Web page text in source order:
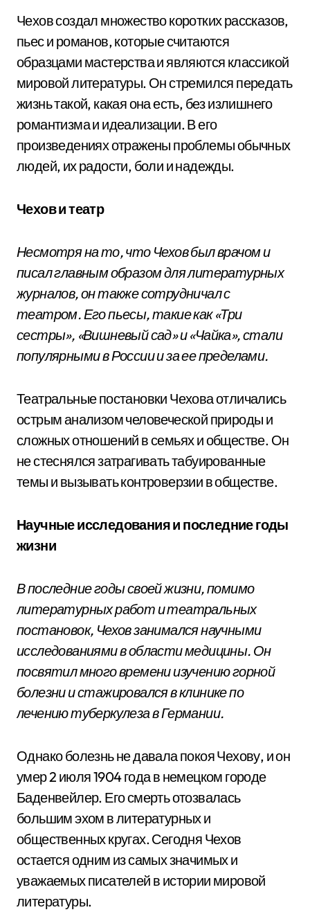
Чехов создал множество коротких рассказов,
пьес и романов, которые считаются
образцами мастерства и являются классикой
мировой литературы. Он стремился передать
жизнь такой, какая она есть, без излишнего
романтизма и идеализации. В его
произведениях отражены проблемы обычных
людей, их радости, боли и надежды.
Чехов и театр
Несмотря на то, что Чехов был врачом и
писал главным образом для литературных
журналов, он также сотрудничал с
театром. Его пьесы, такие как «Три
сестры», «Вишневый сад» и «Чайка», стали
популярными в России и за ее пределами.
Театральные постановки Чехова отличались
острым анализом человеческой природы и
сложных отношений в семьях и обществе. Он
не стеснялся затрагивать табуированные
темы и вызывать контроверзии в обществе.
Научные исследования и последние годы
жизни
В последние годы своей жизни, помимо
литературных работ и театральных
постановок, Чехов занимался научными
исследованиями в области медицины. Он
посвятил много времени изучению горной
болезни и стажировался в клинике по
лечению туберкулеза в Германии.
Однако болезнь не давала покоя Чехову, и он
умер 2 июля 1904 года в немецком городе
Баденвейлер. Его смерть отозвалась
большим эхом в литературных и
общественных кругах. Сегодня Чехов
остается одним из самых значимых и
уважаемых писателей в истории мировой
литературы.